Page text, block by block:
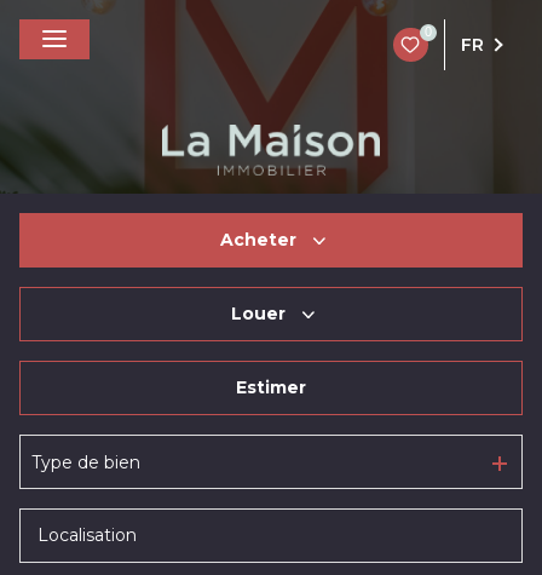
0
FR
Acheter
Louer
Estimer
Type de bien